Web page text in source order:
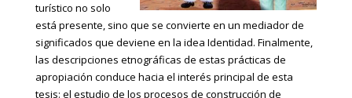
turístico no solo
está presente, sino que se convierte en un mediador de
significados que deviene en la idea Identidad. Finalmente,
las descripciones etnográficas de estas prácticas de
apropiación conduce hacia el interés principal de esta
tesis: el estudio de los procesos de construcción de